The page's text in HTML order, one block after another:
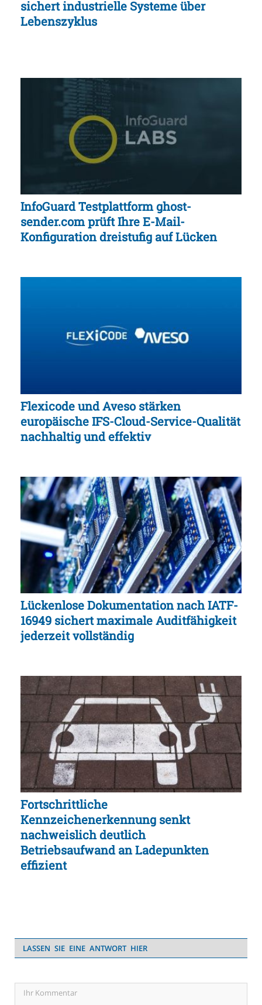
sichert industrielle Systeme über
Lebenszyklus
InfoGuard Testplattform ghost-
sender.com prüft Ihre E-Mail-
Konfiguration dreistufig auf Lücken
Flexicode und Aveso stärken
europäische IFS-Cloud-Service-Qualität
nachhaltig und effektiv
Lückenlose Dokumentation nach IATF-
16949 sichert maximale Auditfähigkeit
jederzeit vollständig
Fortschrittliche
Kennzeichenerkennung senkt
nachweislich deutlich
Betriebsaufwand an Ladepunkten
effizient
LASSEN SIE EINE ANTWORT HIER